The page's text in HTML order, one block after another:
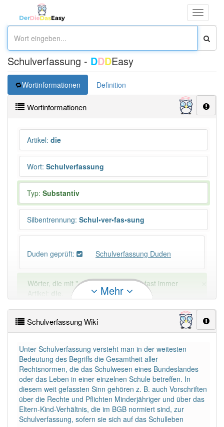
Toggle
Schulverfassung - DDDEasy
Wortinformationen Definition
Wortinformationen
Artikel: die
Wort: Schulverfassung
Typ: Substantiv
Silbentrennung: Schul•ver•fas•sung
Duden geprüft: Schulverfassung Duden
Wörter, die mit "-ung" enden, haben fast immer
Artikel:
die
Ausnahmen
Beispiele
DIE:11 043
DAS:2Ausnahmen Beispiele
PowerIndex:2
Häufigkeit: 2 von 10
Mehr
Schulverfassung Wiki
Unter Schulverfassung versteht man in der weitesten
Bedeutung des Begriffs die Gesamtheit aller
Rechtsnormen, die das Schulwesen eines Bundeslandes
oder das Leben in einer einzelnen Schule betreffen. In
diesem weit gefassten Sinn gehören z. B. auch Vorschriften
über die Rechte und Pflichten Minderjähriger und über das
Eltern-Kind-Verhältnis, die im BGB normiert sind, zur
Schulverfassung, sofern sie sich auf das Schulleben